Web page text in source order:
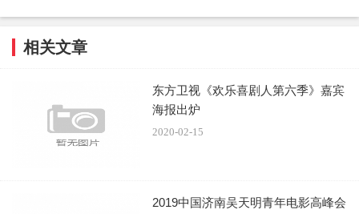
相关文章
东方卫视《欢乐喜剧人第六季》嘉宾
海报出炉
2020-02-15
2019中国济南吴天明青年电影高峰会